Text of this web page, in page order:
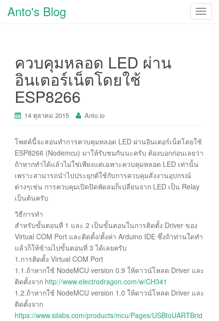
T
a
Anto's Blog
ควบคุมหลอด LED ผ่าน
อินเตอร์เน็ตโดยใช้
ESP8266
14 ตุลาคม 2015 Anto.io
โพสต์นี้จะสอนทำการควบคุมหลอด LED ผ่านอินเตอร์เน็ตโดยใช้
ESP8266 (Nodemcu) มาให้รับชมกันนะครับ ต้องบอกก่อนเลยว่า
ถ้าหากทำได้แล้วไม่ใช่เพียงแต่เฉพาะควบคุมหลอด LED เท่านั้น
เพราะสามารถนำไปประยุกต์ใช้กับการควบคุมสั่งงานอุปกรณ์
ต่างๆเช่น การควบคุมเปิดปิดพัดลมก็เปลี่ยนจาก LED เป็น Relay
เป็นต้นครับ
วิธีการทำ
สำหรับขั้นตอนที่ 1 และ 2 เป็นขั้นตอนในการติดตั้ง Driver ของ
Virtual COM Port และติดตั้ง/ตั้งค่า Arduino IDE ซึ่งถ้าท่านใดทำ
แล้วก็ให้ข้ามไปขั้นตอนที่ 3 ได้เลยครับ
1.การติดตั้ง Virtual COM Port
1.1.ถ้าหากใช้ NodeMCU version 0.9 ให้ดาวน์โหลด Driver และ
ติดตั้งจาก http://www.electrodragon.com/w/CH341
1.2.ถ้าหากใช้ NodeMCU version 1.0 ให้ดาวน์โหลด Driver และ
ติดตั้งจาก
https://www.silabs.com/products/mcu/Pages/USBtoUARTBrid